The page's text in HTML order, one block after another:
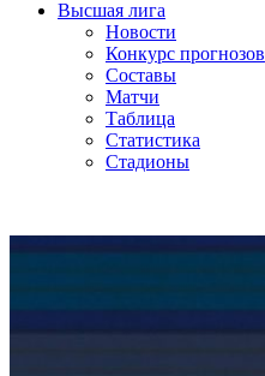
Высшая лига
Новости
Конкурс прогнозов
Составы
Матчи
Таблица
Статистика
Стадионы